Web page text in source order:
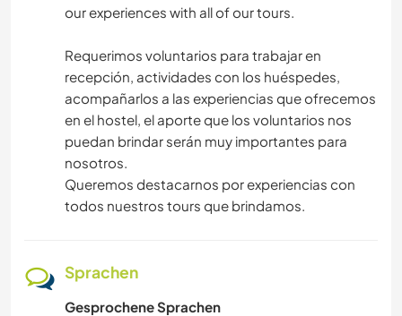
our experiences with all of our tours.
Requerimos voluntarios para trabajar en
recepción, actividades con los huéspedes,
acompañarlos a las experiencias que ofrecemos
en el hostel, el aporte que los voluntarios nos
puedan brindar serán muy importantes para
nosotros.
Queremos destacarnos por experiencias con
todos nuestros tours que brindamos.
Sprachen
Gesprochene Sprachen